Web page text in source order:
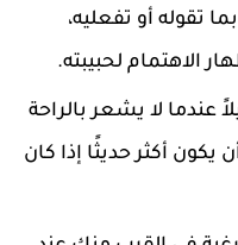
تقوله أو تفعليه،
الاهتمام لحبيبته.
عندما لا يشعر بالراحة
أكثر حديثًا إذا كان